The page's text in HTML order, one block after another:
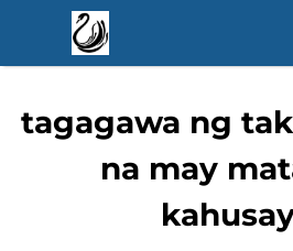
tagagawa ng
na may